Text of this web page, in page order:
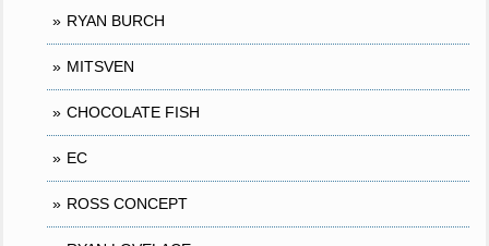
RYAN BURCH
MITSVEN
CHOCOLATE FISH
EC
ROSS CONCEPT